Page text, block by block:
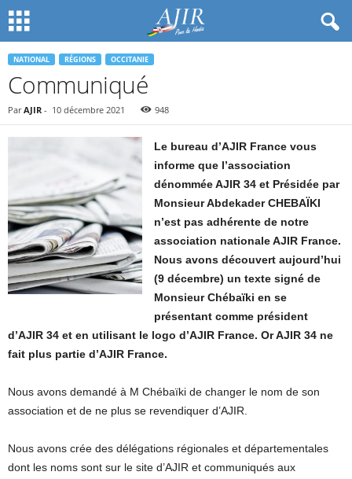
NATIONAL RÉGIONS OCCITANIE
Communiqué
Par AJIR - 10 décembre 2021 948
Le bureau d’AJIR France vous
informe que l’association
dénommée AJIR 34 et Présidée par
Monsieur Abdekader CHEBAÏKI
n’est pas adhérente de notre
association nationale AJIR France.
Nous avons découvert aujourd’hui
(9 décembre) un texte signé de
Monsieur Chébaïki en se
présentant comme président
d’AJIR 34 et en utilisant le logo d’AJIR France. Or AJIR 34 ne
fait plus partie d’AJIR France.
Nous avons demandé à M Chébaïki de changer le nom de son
association et de ne plus se revendiquer d’AJIR.
Nous avons crée des délégations régionales et départementales
dont les noms sont sur le site d’AJIR et communiqués aux